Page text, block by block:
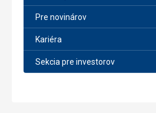
Pre novinárov
Kariéra
Sekcia pre investorov